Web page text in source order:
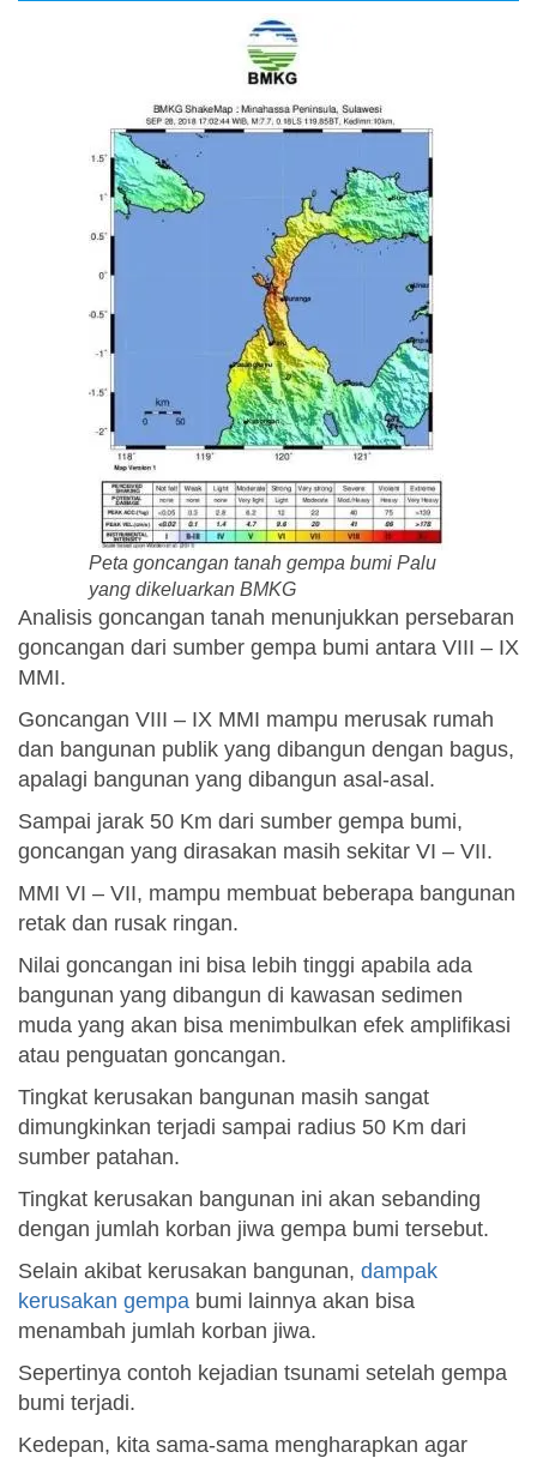
Peta goncangan tanah gempa bumi Palu
yang dikeluarkan BMKG
Analisis goncangan tanah menunjukkan persebaran
goncangan dari sumber gempa bumi antara VIII – IX
MMI.
Goncangan VIII – IX MMI mampu merusak rumah
dan bangunan publik yang dibangun dengan bagus,
apalagi bangunan yang dibangun asal-asal.
Sampai jarak 50 Km dari sumber gempa bumi,
goncangan yang dirasakan masih sekitar VI – VII.
MMI VI – VII, mampu membuat beberapa bangunan
retak dan rusak ringan.
Nilai goncangan ini bisa lebih tinggi apabila ada
bangunan yang dibangun di kawasan sedimen
muda yang akan bisa menimbulkan efek amplifikasi
atau penguatan goncangan.
Tingkat kerusakan bangunan masih sangat
dimungkinkan terjadi sampai radius 50 Km dari
sumber patahan.
Tingkat kerusakan bangunan ini akan sebanding
dengan jumlah korban jiwa gempa bumi tersebut.
Selain akibat kerusakan bangunan, dampak
kerusakan gempa bumi lainnya akan bisa
menambah jumlah korban jiwa.
Sepertinya contoh kejadian tsunami setelah gempa
bumi terjadi.
Kedepan, kita sama-sama mengharapkan agar